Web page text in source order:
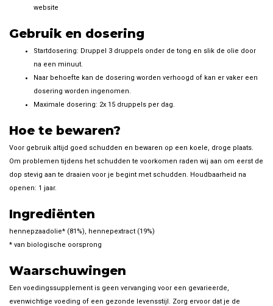
website
Gebruik en dosering
Startdosering: Druppel 3 druppels onder de tong en slik de olie door
na een minuut.
Naar behoefte kan de dosering worden verhoogd of kan er vaker een
dosering worden ingenomen.
Maximale dosering: 2x 15 druppels per dag.
Hoe te bewaren?
Voor gebruik altijd goed schudden en bewaren op een koele, droge plaats.
Om problemen tijdens het schudden te voorkomen raden wij aan om eerst de
dop stevig aan te draaien voor je begint met schudden. Houdbaarheid na
openen: 1 jaar.
Ingrediënten
hennepzaadolie* (81%), hennepextract (19%)
* van biologische oorsprong
Waarschuwingen
Een voedingssupplement is geen vervanging voor een gevarieerde,
evenwichtige voeding of een gezonde levensstijl. Zorg ervoor dat je de